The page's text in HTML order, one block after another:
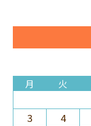
月 火
3
4